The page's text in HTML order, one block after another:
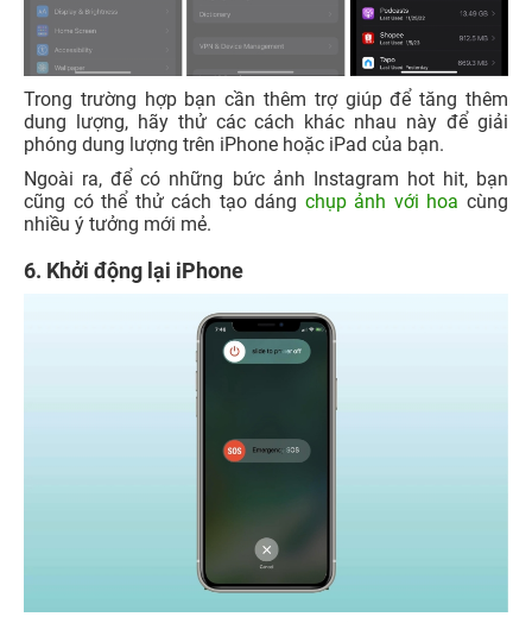
Trong trường hợp bạn cần thêm trợ giúp để tăng thêm
dung lượng, hãy thử các cách khác nhau này để giải
phóng dung lượng trên iPhone hoặc iPad của bạn.
Ngoài ra, để có những bức ảnh Instagram hot hit, bạn
cũng có thể thử cách tạo dáng chụp ảnh với hoa cùng
nhiều ý tưởng mới mẻ.
6. Khởi động lại iPhone